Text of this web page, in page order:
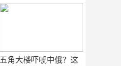
五角大楼吓唬中俄？这